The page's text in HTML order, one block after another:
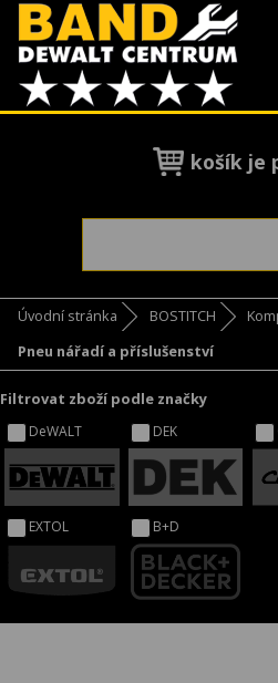
košík je
Úvodní stránka BOSTITCH
Pneu nářadí a příslušenství
Filtrovat zboží podle značky
DeWALT DEK
EXTOL B+D